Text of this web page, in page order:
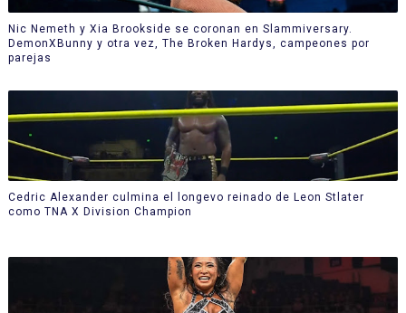
Nic Nemeth y Xia Brookside se coronan en Slammiversary.
DemonXBunny y otra vez, The Broken Hardys, campeones por
parejas
Cedric Alexander culmina el longevo reinado de Leon Stlater
como TNA X Division Champion